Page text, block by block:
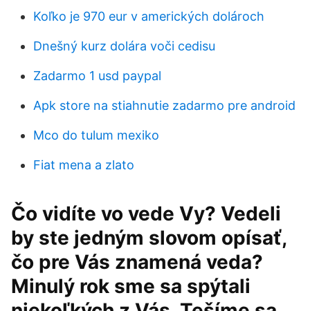
Koľko je 970 eur v amerických dolároch
Dnešný kurz dolára voči cedisu
Zadarmo 1 usd paypal
Apk store na stiahnutie zadarmo pre android
Mco do tulum mexiko
Fiat mena a zlato
Čo vidíte vo vede Vy? Vedeli
by ste jedným slovom opísať,
čo pre Vás znamená veda?
Minulý rok sme sa spýtali